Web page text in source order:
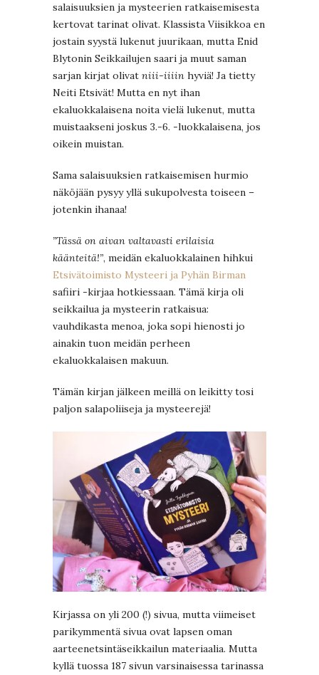
salaisuuksien ja mysteerien ratkaisemisesta
kertovat tarinat olivat. Klassista Viisikkoa en
jostain syystä lukenut juurikaan, mutta Enid
Blytonin Seikkailujen saari ja muut saman
sarjan kirjat olivat niii-iiiin hyviä! Ja tietty
Neiti Etsivät! Mutta en nyt ihan
ekaluokkalaisena noita vielä lukenut, mutta
muistaakseni joskus 3.-6. -luokkalaisena, jos
oikein muistan.
Sama salaisuuksien ratkaisemisen hurmio
näköjään pysyy yllä sukupolvesta toiseen –
jotenkin ihanaa!
”Tässä on aivan valtavasti erilaisia
käänteitä!”, meidän ekaluokkalainen hihkui
Etsivätoimisto Mysteeri ja Pyhän Birman
safiiri -kirjaa hotkiessaan. Tämä kirja oli
seikkailua ja mysteerin ratkaisua:
vauhdikasta menoa, joka sopi hienosti jo
ainakin tuon meidän perheen
ekaluokkalaisen makuun.
Tämän kirjan jälkeen meillä on leikitty tosi
paljon salapoliiseja ja mysteerejä!
Kirjassa on yli 200 (!) sivua, mutta viimeiset
parikymmentä sivua ovat lapsen oman
aarteenetsintäseikkailun materiaalia. Mutta
kyllä tuossa 187 sivun varsinaisessa tarinassa